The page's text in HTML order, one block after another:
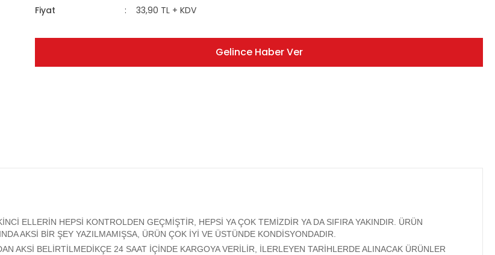
Fiyat
33,90 TL + KDV
Gelince Haber Ver
ELLERİN HEPSİ KONTROLDEN GEÇMİŞTİR, HEPSİ YA ÇOK TEMİZDİR YA DA SIFIRA YAKINDIR. ÜRÜN
AKSİ BİR ŞEY YAZILMAMIŞSA, ÜRÜN ÇOK İYİ VE ÜSTÜNDE KONDİSYONDADIR.
AKSİ BELİRTİLMEDİKÇE 24 SAAT İÇİNDE KARGOYA VERİLİR, İLERLEYEN TARİHLERDE ALINACAK ÜRÜNLER